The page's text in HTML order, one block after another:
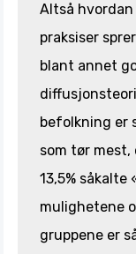
Altså
praksiser
blant annet
befolkning er
som tør
13,5% såkalte
mulighetene
gruppene er